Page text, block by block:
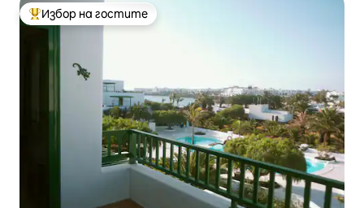
Най-популярен избор на гостите
Избор на гостите